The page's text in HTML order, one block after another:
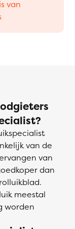
van
van de
van
dan
meestal
worden